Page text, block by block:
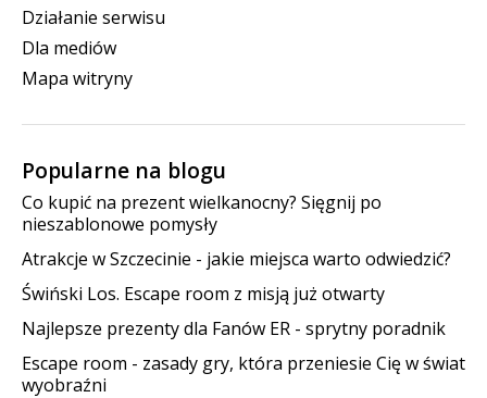
Działanie serwisu
Dla mediów
Mapa witryny
Popularne na blogu
Co kupić na prezent wielkanocny? Sięgnij po
nieszablonowe pomysły
Atrakcje w Szczecinie - jakie miejsca warto odwiedzić?
Świński Los. Escape room z misją już otwarty
Najlepsze prezenty dla Fanów ER - sprytny poradnik
Escape room - zasady gry, która przeniesie Cię w świat
wyobraźni